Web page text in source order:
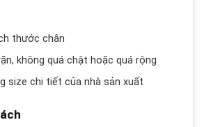
thước chân
không quá chật hoặc quá rộng
size chi tiết của nhà sản xuất